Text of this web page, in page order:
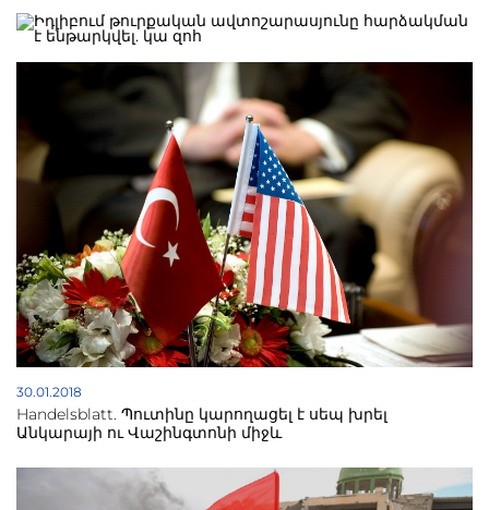
30.01.2018
Handelsblatt. Պուտինը կարողացել է սեպ խրել
Անկարայի ու Վաշինգտոնի միջև